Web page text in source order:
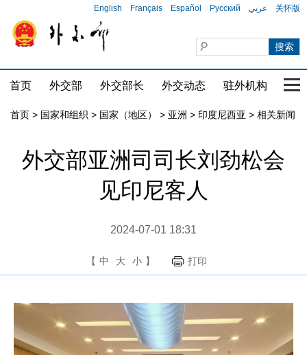
English Français Español Русский عربي 关怀版
首页 外交部 外交部长 外交动态 驻外机构 国
首页 > 国家和组织 > 国家（地区） > 亚洲 > 印度尼西亚 > 相关新闻
外交部亚洲司司长刘劲松会
见印尼客人
2024-07-01 18:31
【 中 大 小 】 打印